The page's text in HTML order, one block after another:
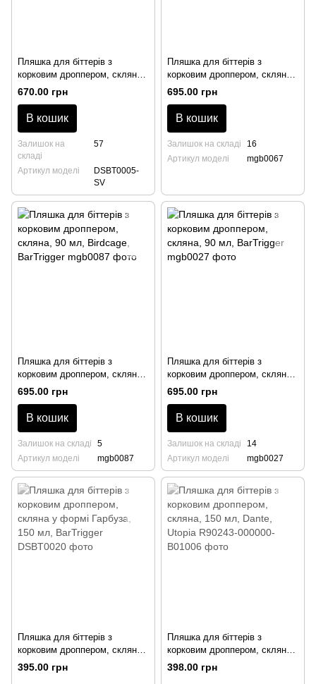
Пляшка для біттерів з
корковим дроппером, скляна з
гравіюванням Diamond, 90 мл,
BarTrigger
670.00 грн
В кошик
Залишок на
складі
57
Артикул моделі
DSBT0005-
SV
Пляшка для біттерів з
корковим дроппером, скляна,
100 мл, Diamond Square,
BarTrigger
695.00 грн
В кошик
Залишок на складі
16
Артикул моделі
mgb0067
Пляшка для біттерів з
корковим дроппером, скляна,
90 мл, Birdcage, BarTrigger
695.00 грн
В кошик
Залишок на складі
5
Артикул моделі
mgb0087
Пляшка для біттерів з
корковим дроппером, скляна,
90 мл, BarTrigger
695.00 грн
В кошик
Залишок на складі
14
Артикул моделі
mgb0027
Пляшка для біттерів з
корковим дроппером, скляна
у формі Гарбуза, 150 мл,
BarTrigger
395.00 грн
Пляшка для біттерів з
корковим дроппером, скляна,
150 мл, Dante, Utopia
398.00 грн